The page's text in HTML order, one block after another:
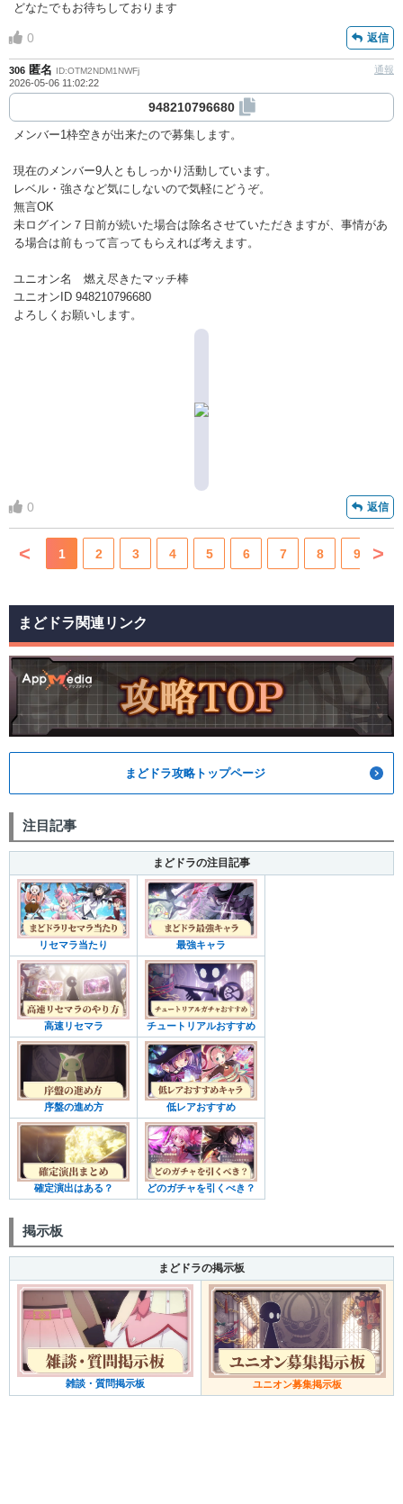
どなたでもお待ちしております
0 返信
306 匿名 ID:OTM2NDM1NWFj
2026-05-06 11:02:22
通報
948210796680
メンバー1枠空きが出来たので募集します。
現在のメンバー9人ともしっかり活動しています。
レベル・強さなど気にしないので気軽にどうぞ。
無言OK
未ログイン７日前が続いた場合は除名させていただきますが、事情があ
る場合は前もって言ってもらえれば考えます。
ユニオン名 燃え尽きたマッチ棒
ユニオンID 948210796680
よろしくお願いします。
0 返信
< 1 2 3 4 5 6 7 8 9 >
まどドラ関連リンク
まどドラ攻略トップページ
注目記事
まどドラの注目記事
リセマラ当たり 最強キャラ
高速リセマラ チュートリアルおすすめ
序盤の進め方 低レアおすすめ
確定演出はある？ どのガチャを引くべき？
掲示板
まどドラの掲示板
雑談・質問掲示板 ユニオン募集掲示板